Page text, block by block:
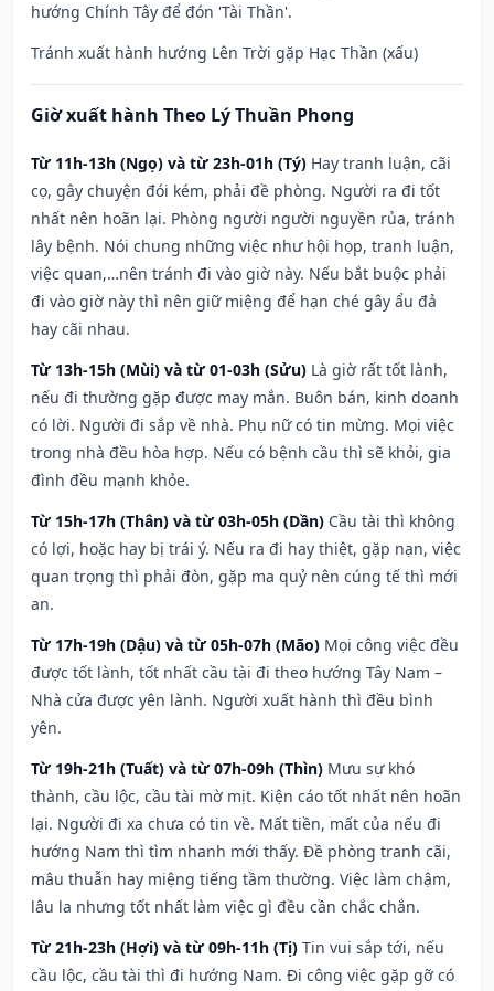
hướng Chính Tây để đón 'Tài Thần'.
Tránh xuất hành hướng Lên Trời gặp Hạc Thần (xấu)
Giờ xuất hành Theo Lý Thuần Phong
Từ 11h-13h (Ngọ) và từ 23h-01h (Tý) Hay tranh luận, cãi
cọ, gây chuyện đói kém, phải đề phòng. Người ra đi tốt
nhất nên hoãn lại. Phòng người người nguyền rủa, tránh
lây bệnh. Nói chung những việc như hội họp, tranh luận,
việc quan,…nên tránh đi vào giờ này. Nếu bắt buộc phải
đi vào giờ này thì nên giữ miệng để hạn ché gây ẩu đả
hay cãi nhau.
Từ 13h-15h (Mùi) và từ 01-03h (Sửu) Là giờ rất tốt lành,
nếu đi thường gặp được may mắn. Buôn bán, kinh doanh
có lời. Người đi sắp về nhà. Phụ nữ có tin mừng. Mọi việc
trong nhà đều hòa hợp. Nếu có bệnh cầu thì sẽ khỏi, gia
đình đều mạnh khỏe.
Từ 15h-17h (Thân) và từ 03h-05h (Dần) Cầu tài thì không
có lợi, hoặc hay bị trái ý. Nếu ra đi hay thiệt, gặp nạn, việc
quan trọng thì phải đòn, gặp ma quỷ nên cúng tế thì mới
an.
Từ 17h-19h (Dậu) và từ 05h-07h (Mão) Mọi công việc đều
được tốt lành, tốt nhất cầu tài đi theo hướng Tây Nam –
Nhà cửa được yên lành. Người xuất hành thì đều bình
yên.
Từ 19h-21h (Tuất) và từ 07h-09h (Thìn) Mưu sự khó
thành, cầu lộc, cầu tài mờ mịt. Kiện cáo tốt nhất nên hoãn
lại. Người đi xa chưa có tin về. Mất tiền, mất của nếu đi
hướng Nam thì tìm nhanh mới thấy. Đề phòng tranh cãi,
mâu thuẫn hay miệng tiếng tầm thường. Việc làm chậm,
lâu la nhưng tốt nhất làm việc gì đều cần chắc chắn.
Từ 21h-23h (Hợi) và từ 09h-11h (Tị) Tin vui sắp tới, nếu
cầu lộc, cầu tài thì đi hướng Nam. Đi công việc gặp gỡ có